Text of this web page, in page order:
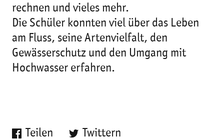
rechnen und vieles mehr.
Die Schüler konnten viel über das Leben
am Fluss, seine Artenvielfalt, den
Gewässerschutz und den Umgang mit
Hochwasser erfahren.
Teilen Twittern